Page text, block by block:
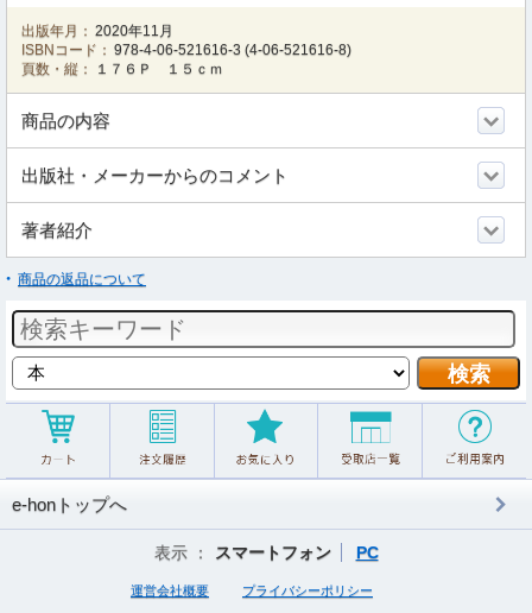
出版年月： 2020年11月
ISBNコード： 978-4-06-521616-3 (4-06-521616-8)
頁数・縦：
１７６Ｐ １５ｃｍ
商品の内容
出版社・メーカーからのコメント
著者紹介
商品の返品について
e-honトップへ
表示 ： スマートフォン PC
運営会社概要 プライバシーポリシー